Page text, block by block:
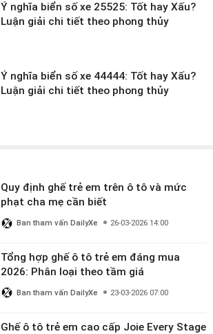
Ý nghĩa biển số xe 25525: Tốt hay Xấu?
Luận giải chi tiết theo phong thủy
Ý nghĩa biển số xe 44444: Tốt hay Xấu?
Luận giải chi tiết theo phong thủy
Quy định ghế trẻ em trên ô tô và mức
phạt cha mẹ cần biết
Ban tham vấn DailyXe 26-03-2026 14:00
Tổng hợp ghế ô tô trẻ em đáng mua
2026: Phân loại theo tầm giá
Ban tham vấn DailyXe 23-03-2026 07:00
Ghế ô tô trẻ em cao cấp Joie Every Stage